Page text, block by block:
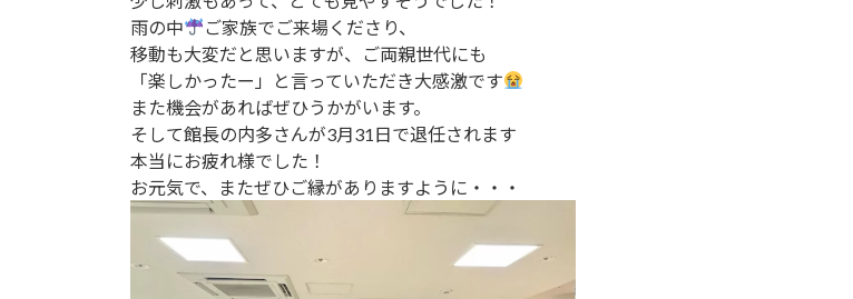
雨の中
ご家族でご来場くださり、
移動も大変だと思いますが、ご両親世代にも
「楽しかったー」と言っていただき大感激です
また機会があればぜひうかがいます。
そして館長の内多さんが3月31日で退任されます
本当にお疲れ様でした！
お元気で、またぜひご縁がありますように・・・